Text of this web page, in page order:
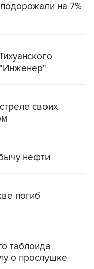
на 7%
своих
нефти
погиб
таблоида
о прослушке